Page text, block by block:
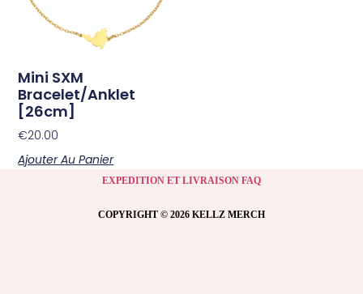
Mini SXM
Bracelet/Anklet
[26cm]
€20.00
Ajouter Au Panier
EXPEDITION ET LIVRAISON FAQ
COPYRIGHT © 2026 KELLZ MERCH